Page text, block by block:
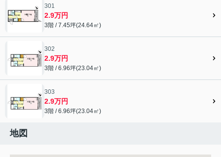
301
2.9万円
3階 / 7.45坪(24.64㎡)
302
2.9万円
3階 / 6.96坪(23.04㎡)
303
2.9万円
3階 / 6.96坪(23.04㎡)
地図